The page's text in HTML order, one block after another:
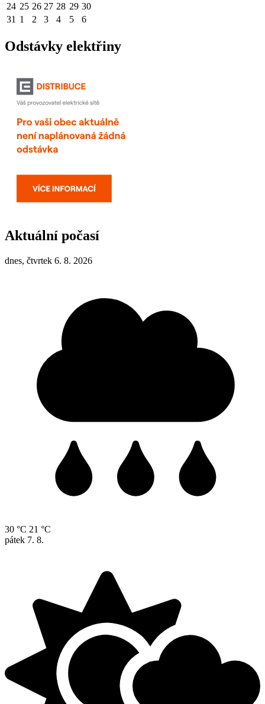
24 25 26 27 28 29 30
31 1 2 3 4 5 6
Odstávky elektřiny
Aktuální počasí
dnes, čtvrtek 6. 8. 2026
30 °C 21 °C
pátek 7. 8.